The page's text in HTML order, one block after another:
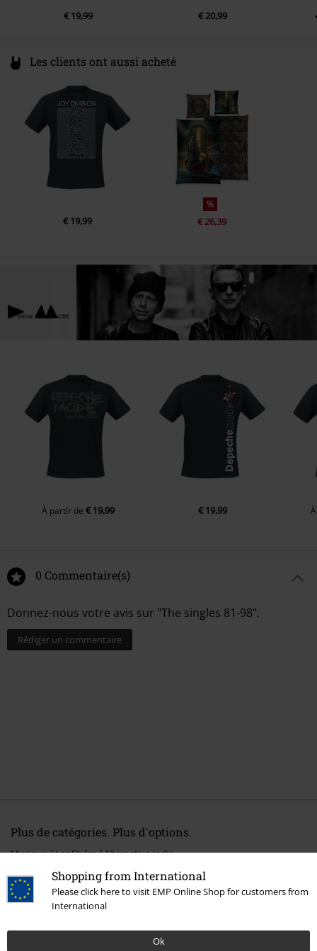
Shopping from International
Please click here to visit EMP Online Shop for customers from
International
Ok
€ 19,99 € 20,99
Les clients ont aussi acheté
€ 19,99
%
€ 26,39
À partir de € 19,99 € 19,99
0 Commentaire(s)
Donnez-nous votre avis sur "The singles 81-98".
Rédiger un commentaire
Plus de catégories. Plus d'options.
Musique Les Styles Alternative Indie
Musique Top Bands Depeche Mode Médias
Médias CDs